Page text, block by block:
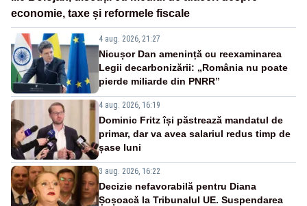
economie, taxe și reformele fiscale
4 aug. 2026, 21:27
Nicușor Dan amenință cu reexaminarea
Legii decarbonizării: „România nu poate
pierde miliarde din PNRR”
4 aug. 2026, 16:19
Dominic Fritz își păstrează mandatul de
primar, dar va avea salariul redus timp de
șase luni
3 aug. 2026, 16:22
Decizie nefavorabilă pentru Diana
Șoșoacă la Tribunalul UE. Suspendarea